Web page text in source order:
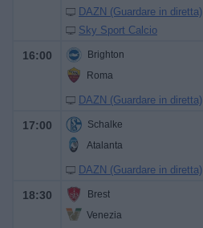
DAZN (Guardare in diretta)
Sky Sport Calcio
16:00
Brighton
Roma
DAZN (Guardare in diretta)
17:00
Schalke
Atalanta
DAZN (Guardare in diretta)
18:30
Brest
Venezia